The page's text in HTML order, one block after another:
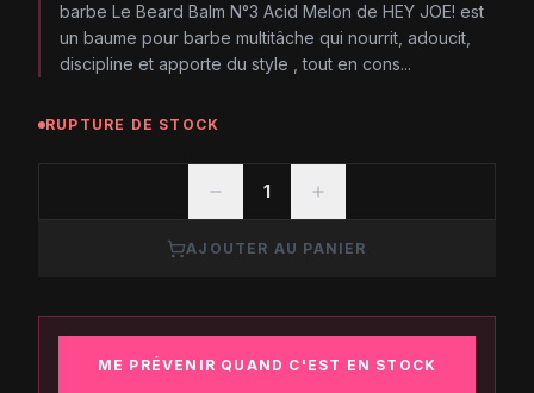
barbe Le Beard Balm N°3 Acid Melon de HEY JOE! est
un baume pour barbe multitâche qui nourrit, adoucit,
discipline et apporte du style , tout en cons...
RUPTURE DE STOCK
1
AJOUTER AU PANIER
ME PRÉVENIR QUAND C'EST EN STOCK